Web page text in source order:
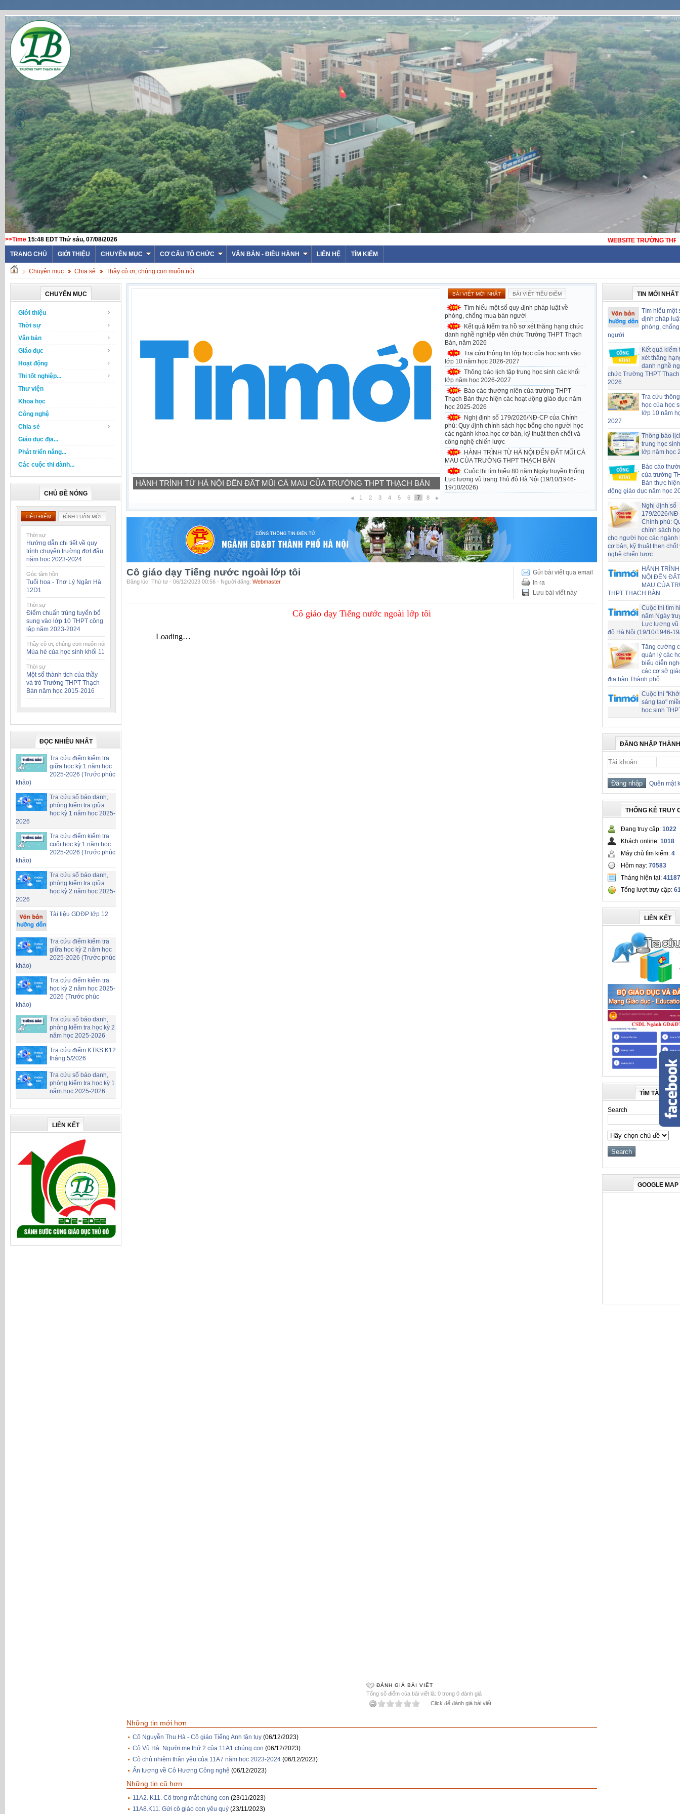
>>Time 15:48 EDT Thứ sáu, 07/08/2026
WEBSITE TRƯỜNG THPT THẠCH BÀN - HÀ NỘI - TRƯỜNG
TRANG CHỦ
GIỚI THIỆU CHUYÊN MỤC CƠ CẤU TỔ CHỨC VĂN BẢN - ĐIỀU HÀNH LIÊN HỆ TÌM KIẾM
Chuyên mục Chia sẻ Thầy cô ơi, chúng con muốn nói
CHUYÊN MỤC
Giới thiệu
Thời sự
Văn bản
Giáo dục
Hoạt động
Thi tốt nghiệp...
Thư viện
Khoa học
Công nghệ
Chia sẻ
Giáo dục địa...
Phát triển năng...
Các cuộc thi dành...
CHỦ ĐỀ NÓNG
TIÊU ĐIỂM BÌNH LUẬN MỚI
Thời sự
Hướng dẫn chi tiết về quy
trình chuyển trường đợt đầu
năm học 2023-2024
Góc tâm hồn
Tuổi hoa - Thơ Lý Ngân Hà
12D1
Thời sự
Điểm chuẩn trúng tuyển bổ
sung vào lớp 10 THPT công
lập năm 2023-2024
Thầy cô ơi, chúng con muốn nói
Mùa hè của học sinh khối 11
Thời sự
Một số thành tích của thầy
và trò Trường THPT Thạch
Bàn năm học 2015-2016
ĐỌC NHIỀU NHẤT
Tra cứu điểm kiểm tra
giữa học kỳ 1 năm học
2025-2026 (Trước phúc
khảo)
Tra cứu số báo danh,
phòng kiểm tra giữa
học kỳ 1 năm học 2025-
2026
Tra cứu điểm kiểm tra
cuối học kỳ 1 năm học
2025-2026 (Trước phúc
khảo)
Tra cứu số báo danh,
phòng kiểm tra giữa
học kỳ 2 năm học 2025-
2026
Tài liệu GDĐP lớp 12
Tra cứu điểm kiểm tra
giữa học kỳ 2 năm học
2025-2026 (Trước phúc
khảo)
Tra cứu điểm kiểm tra
học kỳ 2 năm học 2025-
2026 (Trước phúc
khảo)
Tra cứu số báo danh,
phòng kiểm tra học kỳ 2
năm học 2025-2026
Tra cứu điểm KTKS K12
tháng 5/2026
Tra cứu số báo danh,
phòng kiểm tra học kỳ 1
năm học 2025-2026
LIÊN KẾT
HÀNH TRÌNH TỪ HÀ NỘI ĐẾN ĐẤT MŨI CÀ MAU CỦA TRƯỜNG THPT THẠCH BÀN
1 2 3 4 5 6 7 8
BÀI VIẾT MỚI NHẤT BÀI VIẾT TIÊU ĐIỂM
Tìm hiểu một số quy định pháp luật về
phòng, chống mua bán người
Kết quả kiểm tra hồ sơ xét thăng hạng chức
danh nghề nghiệp viên chức Trường THPT Thạch
Bàn, năm 2026
Tra cứu thông tin lớp học của học sinh vào
lớp 10 năm học 2026-2027
Thông báo lịch tập trung học sinh các khối
lớp năm học 2026-2027
Báo cáo thường niên của trường THPT
Thạch Bàn thực hiện các hoạt động giáo dục năm
học 2025-2026
Nghị định số 179/2026/NĐ-CP của Chính
phủ: Quy định chính sách học bổng cho người học
các ngành khoa học cơ bản, kỹ thuật then chốt và
công nghệ chiến lược
HÀNH TRÌNH TỪ HÀ NỘI ĐẾN ĐẤT MŨI CÀ
MAU CỦA TRƯỜNG THPT THẠCH BÀN
Cuộc thi tìm hiểu 80 năm Ngày truyền thống
Lực lượng vũ trang Thủ đô Hà Nội (19/10/1946-
19/10/2026)
Gửi bài viết qua email
In ra
Lưu bài viết này
Cô giáo dạy Tiếng nước ngoài lớp tôi
Đăng lúc: Thứ tư - 06/12/2023 00:56 - Người đăng: Webmaster
Cô giáo dạy Tiếng nước ngoài lớp tôi
ĐÁNH GIÁ BÀI VIẾT
Tổng số điểm của bài viết là: 0 trong 0 đánh giá
Click để đánh giá bài viết
Những tin mới hơn
Cô Nguyễn Thu Hà - Cô giáo Tiếng Anh tận tụy (06/12/2023)
Cô Vũ Hà. Người mẹ thứ 2 của 11A1 chúng con (06/12/2023)
Cô chủ nhiệm thân yêu của 11A7 năm học 2023-2024 (06/12/2023)
Ấn tượng về Cô Hương Công nghệ (06/12/2023)
Những tin cũ hơn
11A2. K11. Cô trong mắt chúng con (23/11/2023)
11A8.K11. Gửi cô giáo con yêu quý (23/11/2023)
TIN MỚI NHẤT
Tìm hiểu một
định pháp
phòng,
người
Kết quả kiểm
xét thăng
danh nghề
chức Trường THPT
2026
Tra cứu
học của học
lớp 10 năm
2027
Thông báo
trung học
lớp năm học
Báo cáo
của trường
Bàn thực
động giáo dục năm học
Nghị định số
179/2026/
Chính phủ:
chính sách
cho người học các ngành
cơ bản, kỹ thuật then chốt
nghệ chiến lược
HÀNH
NỘI ĐẾN
MAU CỦA
THPT THẠCH BÀN
Cuộc thi tìm
năm Ngày
Lực lượng vũ
đô Hà Nội (19/10/1946-
Tăng cường
quản lý các
biểu diễn
các cơ sở
địa bàn Thành phố
Cuộc thi
sáng tạo"
học sinh
ĐĂNG NHẬP
Quên mật
THỐNG KÊ TRUY
Đang truy cập: 1022
Khách online: 1018
Máy chủ tìm kiếm: 4
Hôm nay: 70583
Tháng hiện tại:
Tổng lượt truy cập:
LIÊN KẾT
TÌM TÀI LIỆU
Search
GOOGLE MAP